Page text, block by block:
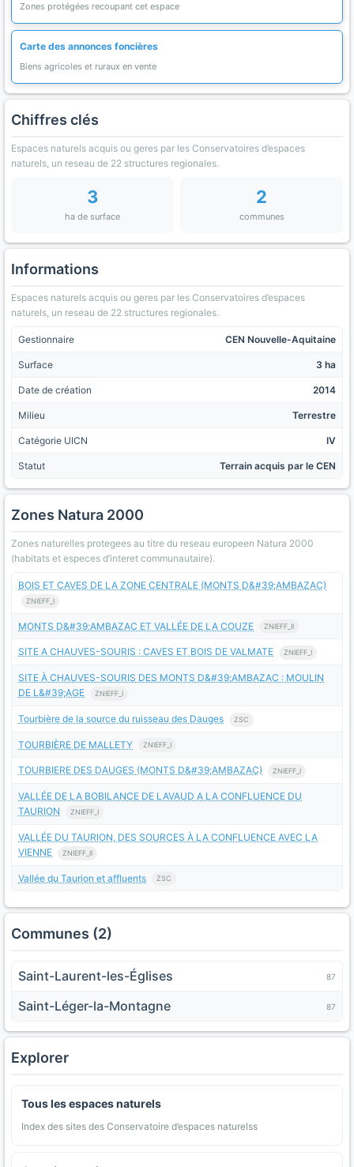
Zones protégées recoupant cet espace
Carte des annonces foncières
Biens agricoles et ruraux en vente
Chiffres clés
Espaces naturels acquis ou geres par les Conservatoires d’espaces
naturels, un reseau de 22 structures regionales.
3
ha de surface
2
communes
Informations
Espaces naturels acquis ou geres par les Conservatoires d’espaces
naturels, un reseau de 22 structures regionales.
Gestionnaire CEN Nouvelle-Aquitaine
Surface 3 ha
Date de création 2014
Milieu Terrestre
Catégorie UICN IV
Statut Terrain acquis par le CEN
Zones Natura 2000
Zones naturelles protegees au titre du reseau europeen Natura 2000
(habitats et especes d’interet communautaire).
BOIS ET CAVES DE LA ZONE CENTRALE (MONTS D&#39;AMBAZAC)
ZNIEFF_I
MONTS D&#39;AMBAZAC ET VALLÉE DE LA COUZE ZNIEFF_II
SITE A CHAUVES-SOURIS : CAVES ET BOIS DE VALMATE ZNIEFF_I
SITE À CHAUVES-SOURIS DES MONTS D&#39;AMBAZAC : MOULIN
DE L&#39;AGE
ZNIEFF_I
Tourbière de la source du ruisseau des Dauges ZSC
TOURBIÈRE DE MALLETY ZNIEFF_I
TOURBIERE DES DAUGES (MONTS D&#39;AMBAZAC) ZNIEFF_I
VALLÉE DE LA BOBILANCE DE LAVAUD A LA CONFLUENCE DU
TAURION
ZNIEFF_I
VALLÉE DU TAURION, DES SOURCES À LA CONFLUENCE AVEC LA
VIENNE
ZNIEFF_II
Vallée du Taurion et affluents ZSC
Communes (2)
Saint-Laurent-les-Églises 87
Saint-Léger-la-Montagne 87
Explorer
Tous les espaces naturels
Index des sites des Conservatoire d’espaces naturelss